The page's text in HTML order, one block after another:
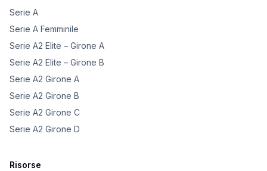
Serie A
Serie A Femminile
Serie A2 Elite – Girone A
Serie A2 Elite – Girone B
Serie A2 Girone A
Serie A2 Girone B
Serie A2 Girone C
Serie A2 Girone D
Risorse